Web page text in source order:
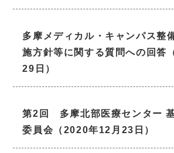
多摩メディカル・キャンパス
施方針等に関する質問への回答
29日）
第2回 多摩北部医療センター
委員会（2020年12月23日）